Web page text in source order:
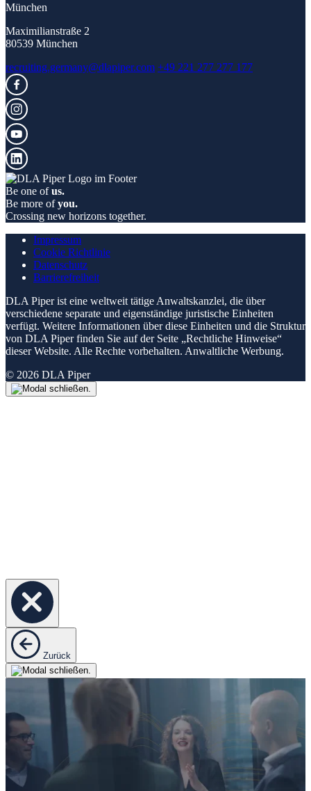
München
Maximilianstraße 2
80539 München
recruiting.germany@dlapiper.com +49 221 277 277 177
Be one ofus.
Be more ofyou.
Crossing new horizons together.
Impressum
Cookie Richtlinie
Datenschutz
Barrierefreiheit
DLA Piper ist eine weltweit tätige Anwaltskanzlei, die über
verschiedene separate und eigenständige juristische Einheiten
verfügt. Weitere Informationen über diese Einheiten und die Struktur
von DLA Piper finden Sie auf der Seite „Rechtliche Hinweise“
dieser Website. Alle Rechte vorbehalten. Anwaltliche Werbung.
© 2026 DLA Piper
Zurück